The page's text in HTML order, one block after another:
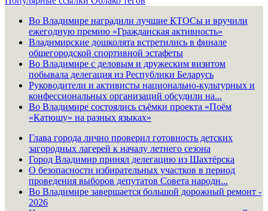
Во Владимире наградили лучшие КТОСы и вручили
ежегодную премию «Гражданская активность»
Владимирские дошколята встретились в финале
общегородской спортивной эстафеты
Во Владимире с деловым и дружеским визитом
побывала делегация из Республики Беларусь
Руководители и активисты национально-культурных и
конфессиональных организаций обсудили на...
Во Владимире состоялись съёмки проекта «Поём
«Катюшу» на разных языках»
Глава города лично проверил готовность детских
загородных лагерей к началу летнего сезона
Город Владимир принял делегацию из Шахтёрска
О безопасности избирательных участков в период
проведения выборов депутатов Совета народн...
Во Владимире завершается большой дорожный ремонт -
2026